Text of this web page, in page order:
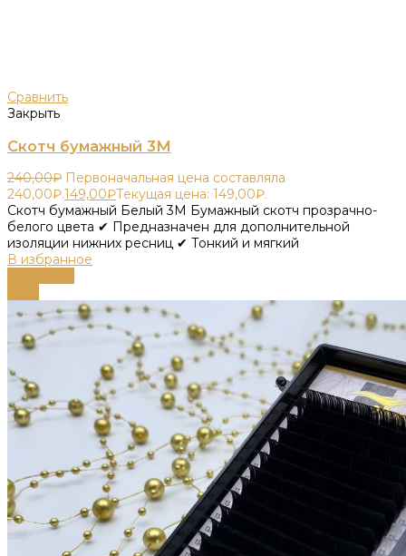
Сравнить
Закрыть
Скотч бумажный 3М
240,00₽ Первоначальная цена составляла
240,00₽.149,00₽Текущая цена: 149,00₽.
Скотч бумажный Белый 3М Бумажный скотч прозрачно-
белого цвета ✔ Предназначен для дополнительной
изоляции нижних ресниц ✔ Тонкий и мягкий
В избранное